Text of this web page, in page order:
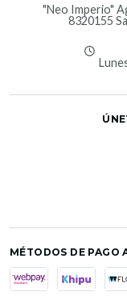
"Neo Imperio"
8320155
MÉTODOS DE PAGO